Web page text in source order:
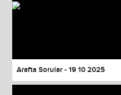
Arafta Sorular - 19 10 2025